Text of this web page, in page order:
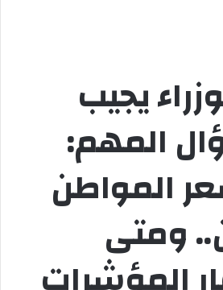
يجيب
المهم:
المواطن
ومتى